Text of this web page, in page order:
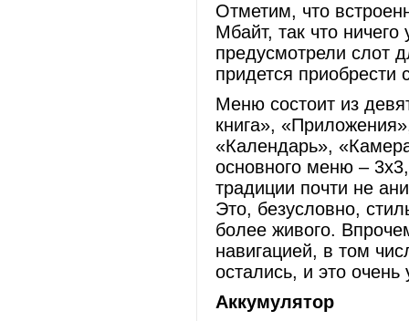
Отметим, что
Мбайт, так что ничего
предусмотрели слот
придется приобрести
Меню состоит из
книга»,
«Календарь»,
основного меню –
традиции почти не
Это, безусловно,
более живого.
навигацией, в том
остались, и это очень
Аккумулятор